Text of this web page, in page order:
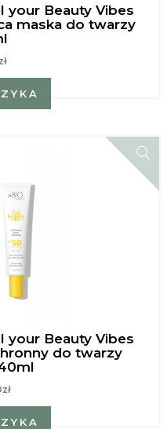
your Beauty Vibes
maska do twarzy
your Beauty Vibes
do twarzy